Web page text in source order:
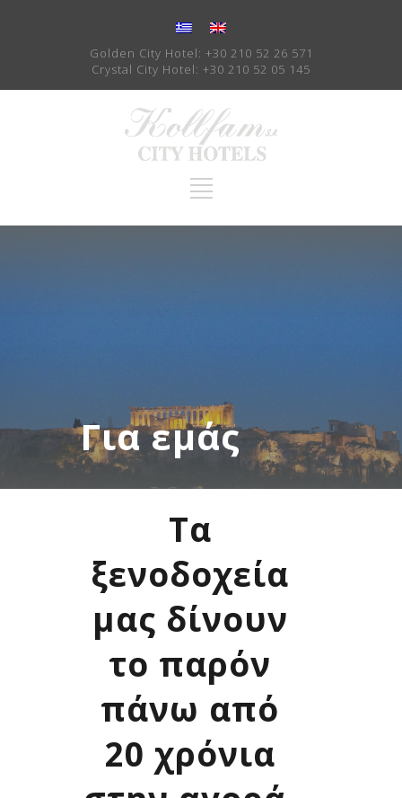
Golden City Hotel: +30 210 52 26 571
Crystal City Hotel: +30 210 52 05 145
Για εμάς
Τα
ξενοδοχεία
μας δίνουν
το παρόν
πάνω από
20 χρόνια